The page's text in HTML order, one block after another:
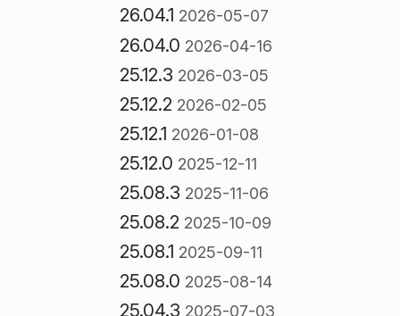
26.04.1 2026-05-07
26.04.0 2026-04-16
25.12.3 2026-03-05
25.12.2 2026-02-05
25.12.1 2026-01-08
25.12.0 2025-12-11
25.08.3 2025-11-06
25.08.2 2025-10-09
25.08.1 2025-09-11
25.08.0 2025-08-14
25.04.3 2025-07-03